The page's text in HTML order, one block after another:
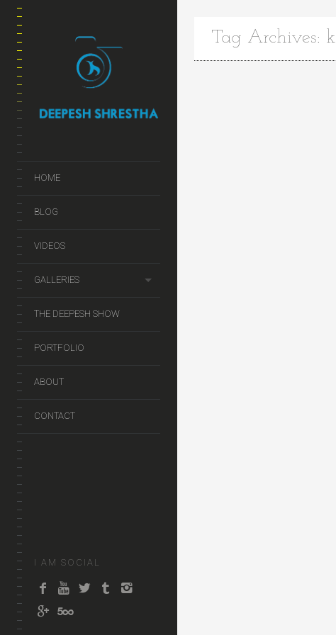
HOME
BLOG
VIDEOS
GALLERIES
THE DEEPESH SHOW
PORTFOLIO
ABOUT
CONTACT
I AM SOCIAL
Tag Archives: